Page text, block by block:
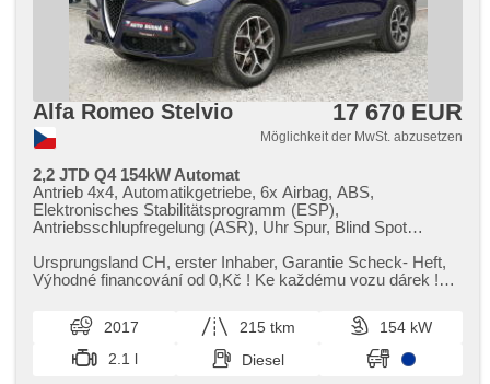
Alfa Romeo Stelvio 17 670 EUR
Möglichkeit der MwSt. abzusetzen
2,2 JTD Q4 154kW Automat
Antrieb 4x4, Automatikgetriebe, 6x Airbag, ABS,
Elektronisches Stabilitätsprogramm (ESP),
Antriebsschlupfregelung (ASR), Uhr Spur, Blind Spot
Klimaautomatik, Tempomat, Bi Xenon-Scheinwerfer, LED
denní svícení, Alufelgen, erfüllt 'EURO VI', Bordcomputer,
parkovací senzory přední, parkovací senzory zadní,
Fahrkamera, bezklíčové startování, bezklíčové odemykání,
Lichtsensor, Scheibenwischersensor, Lenkrad einstellbar,
Multifunktionslenkrad, řazení pádly pod volantem, hands
Ursprungsland CH,​ erster Inhaber,​ Garantie Scheck​- Heft,​
Výhodné financování od 0,​Kč ! Ke každému vozu dárek !
2017 215 tkm
154 kW
2.1 l
Diesel